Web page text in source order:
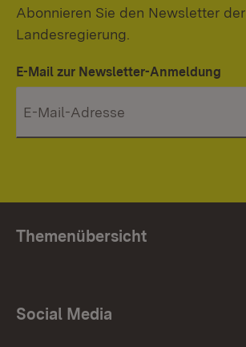
Abonnieren Sie den Newsletter der
Landesregierung.
E-Mail zur Newsletter-Anmeldung
Themenübersicht
Social Media